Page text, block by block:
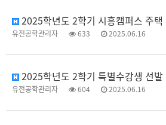
2025학년도 2학기 시흥캠퍼스 주택 대
유전공학관리자 633 2025.06.16
2025학년도 2학기 특별수강생 선발
유전공학관리자 604 2025.06.16